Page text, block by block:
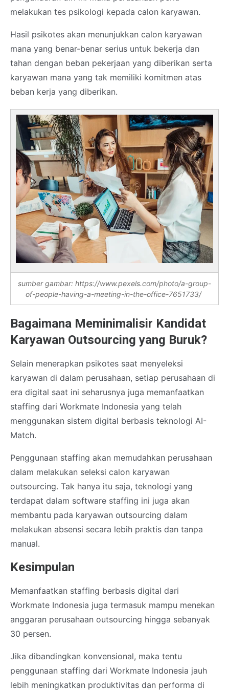
melakukan tes psikologi kepada calon karyawan.
Hasil psikotes akan menunjukkan calon karyawan
mana yang benar-benar serius untuk bekerja dan
tahan dengan beban pekerjaan yang diberikan serta
karyawan mana yang tak memiliki komitmen atas
beban kerja yang diberikan.
sumber gambar: https://www.pexels.com/photo/a-group-
of-people-having-a-meeting-in-the-office-7651733/
Bagaimana Meminimalisir Kandidat
Karyawan Outsourcing yang Buruk?
Selain menerapkan psikotes saat menyeleksi
karyawan di dalam perusahaan, setiap perusahaan di
era digital saat ini seharusnya juga memanfaatkan
staffing dari Workmate Indonesia yang telah
menggunakan sistem digital berbasis teknologi AI-
Match.
Penggunaan staffing akan memudahkan perusahaan
dalam melakukan seleksi calon karyawan
outsourcing. Tak hanya itu saja, teknologi yang
terdapat dalam software staffing ini juga akan
membantu pada karyawan outsourcing dalam
melakukan absensi secara lebih praktis dan tanpa
manual.
Kesimpulan
Memanfaatkan staffing berbasis digital dari
Workmate Indonesia juga termasuk mampu menekan
anggaran perusahaan outsourcing hingga sebanyak
30 persen.
Jika dibandingkan konvensional, maka tentu
penggunaan staffing dari Workmate Indonesia jauh
lebih meningkatkan produktivitas dan performa di